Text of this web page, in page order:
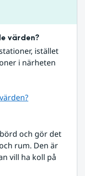
värden?
istället
i närheten
och gör det
rum. Den är
vill ha koll på